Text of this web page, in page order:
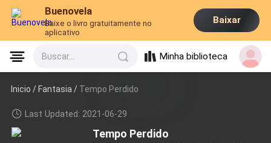
Buenovela
Baixe o livro gratuitamente no
aplicativo
Baixar
Buscar... Minha biblioteca
Inicio /Fantasia / Tempo Perdido
Last Updated: 2021-06-29
Tempo Perdido